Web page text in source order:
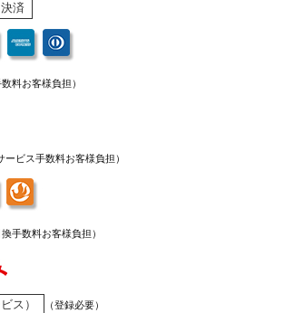
済
数料お客様負担）
ービス手数料お客様負担）
換手数料お客様負担）
ス） （登録必要）